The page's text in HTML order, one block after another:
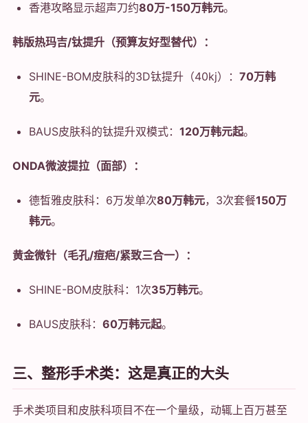
香港攻略显示超声刀约80万-150万韩元。
韩版热玛吉/钛提升（预算友好型替代）：
SHINE-BOM皮肤科的3D钛提升（40kj）： 70万韩
元。
BAUS皮肤科的钛提升双模式： 120万韩元起。
ONDA微波提拉（面部）：
德皙雅皮肤科：6万发单次80万韩元，3次套餐150万
韩元。
黄金微针（毛孔/痘疤/紧致三合一）：
SHINE-BOM皮肤科：1次35万韩元。
BAUS皮肤科： 60万韩元起。
三、整形手术类：这是真正的大头
手术类项目和皮肤科项目不在一个量级，动辄上百万甚至